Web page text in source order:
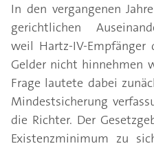
In den vergangenen
gerichtlichen
weil Hartz-IV-
Gelder nicht hinnehmen
Frage lautete dabei
Mindestsicherung
die Richter. Der
Existenzminimum zu